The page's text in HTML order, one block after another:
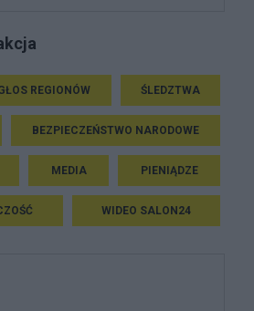
REGIONÓW ŚLEDZTWA
BEZPIECZEŃSTWO NARODOWE
MEDIA PIENIĄDZE
WIDEO SALON24